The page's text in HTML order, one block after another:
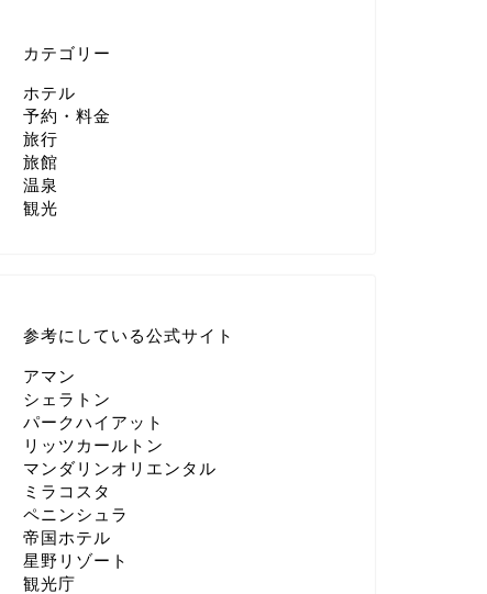
カテゴリー
ホテル
予約・料金
旅行
旅館
温泉
観光
参考にしている公式サイト
アマン
シェラトン
パークハイアット
リッツカールトン
マンダリンオリエンタル
ミラコスタ
ペニンシュラ
帝国ホテル
星野リゾート
観光庁